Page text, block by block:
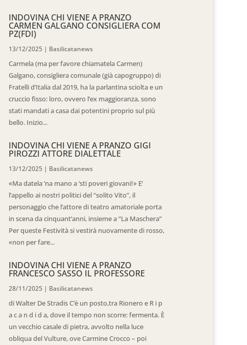
INDOVINA CHI VIENE A PRANZO
CARMEN GALGANO CONSIGLIERA COM
PZ(FDI)
13/12/2025 | Basilicatanews
Carmela (ma per favore chiamatela Carmen)
Galgano, consigliera comunale (già capogruppo) di
Fratelli d’Italia dal 2019, ha la parlantina sciolta e un
cruccio fisso: loro, ovvero l’ex maggioranza, sono
stati mandati a casa dai potentini proprio sul più
bello. Inizio...
INDOVINA CHI VIENE A PRANZO GIGI
PIROZZI ATTORE DIALETTALE
13/12/2025 | Basilicatanews
«Ma datela ‘na mano a ‘sti poveri giovani!» E’
l’appello ai nostri politici del “solito Vito”, il
personaggio che l’attore di teatro amatoriale porta
in scena da cinquant’anni, insieme a “La Maschera”
Per queste Festività si vestirà nuovamente di rosso,
«non per fare...
INDOVINA CHI VIENE A PRANZO
FRANCESCO SASSO IL PROFESSORE
28/11/2025 | Basilicatanews
di Walter De Stradis C’è un posto,tra Rionero e R i p
a c a n d i d a, dove il tempo non scorre: fermenta. È
un vecchio casale di pietra, avvolto nella luce
obliqua del Vulture, ove Carmine Crocco – poi